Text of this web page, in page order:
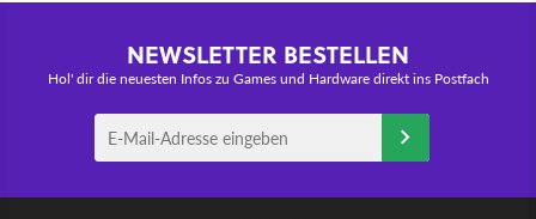
NEWSLETTER BESTELLEN
Hol' dir die neuesten Infos zu Games und Hardware direkt ins Postfach